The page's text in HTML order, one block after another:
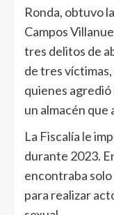
Ronda, obtuvo
Campos
tres delitos de
de tres
quienes
un almacén que
La Fiscalía le
durante 2023.
encontraba solo
para realizar